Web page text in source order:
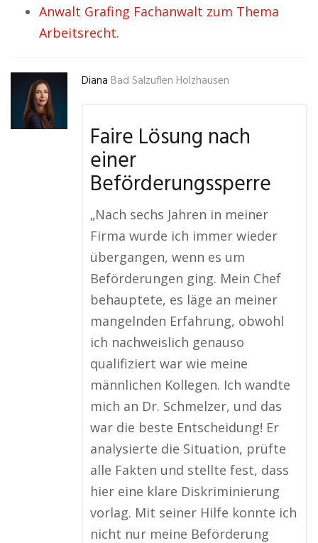
Anwalt Grafing Fachanwalt zum Thema
Arbeitsrecht.
Diana Bad Salzuflen Holzhausen
Faire Lösung nach
einer
Beförderungssperre
„Nach sechs Jahren in meiner
Firma wurde ich immer wieder
übergangen, wenn es um
Beförderungen ging. Mein Chef
behauptete, es läge an meiner
mangelnden Erfahrung, obwohl
ich nachweislich genauso
qualifiziert war wie meine
männlichen Kollegen. Ich wandte
mich an Dr. Schmelzer, und das
war die beste Entscheidung! Er
analysierte die Situation, prüfte
alle Fakten und stellte fest, dass
hier eine klare Diskriminierung
vorlag. Mit seiner Hilfe konnte ich
nicht nur meine Beförderung